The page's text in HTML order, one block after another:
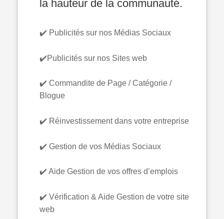
la hauteur de la communauté.
✔️ Publicités sur nos Médias Sociaux
✔️Publicités sur nos Sites web
✔️ Commandite de Page / Catégorie /
Blogue
✔️ Réinvestissement dans votre entreprise
✔️ Gestion de vos Médias Sociaux
✔️ Aide Gestion de vos offres d’emplois
✔️ Vérification & Aide Gestion de votre site
web